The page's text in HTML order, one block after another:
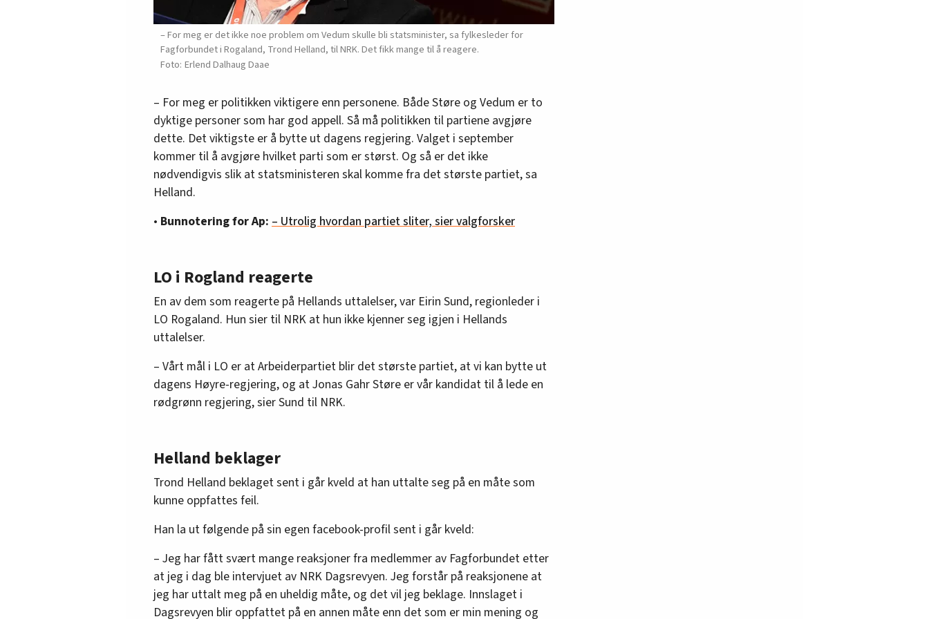
– For meg er det ikke noe problem om Vedum skulle bli statsminister, sa fylkesleder for
Fagforbundet i Rogaland, Trond Helland, til NRK. Det fikk mange til å reagere.
Erlend Dalhaug Daae
– For meg er politikken viktigere enn personene. Både Støre og Vedum er to
dyktige personer som har god appell. Så må politikken til partiene avgjøre
dette. Det viktigste er å bytte ut dagens regjering. Valget i september
kommer til å avgjøre hvilket parti som er størst. Og så er det ikke
nødvendigvis slik at statsministeren skal komme fra det største partiet, sa
Helland.
• Bunnotering for Ap: – Utrolig hvordan partiet sliter, sier valgforsker
LO i Rogland reagerte
En av dem som reagerte på Hellands uttalelser, var Eirin Sund, regionleder i
LO Rogaland. Hun sier til NRK at hun ikke kjenner seg igjen i Hellands
uttalelser.
– Vårt mål i LO er at Arbeiderpartiet blir det største partiet, at vi kan bytte ut
dagens Høyre-regjering, og at Jonas Gahr Støre er vår kandidat til å lede en
rødgrønn regjering, sier Sund til NRK.
Helland beklager
Trond Helland beklaget sent i går kveld at han uttalte seg på en måte som
kunne oppfattes feil.
Han la ut følgende på sin egen facebook-profil sent i går kveld:
– Jeg har fått svært mange reaksjoner fra medlemmer av Fagforbundet etter
at jeg i dag ble intervjuet av NRK Dagsrevyen. Jeg forstår på reaksjonene at
jeg har uttalt meg på en uheldig måte, og det vil jeg beklage. Innslaget i
Dagsrevyen blir oppfattet på en annen måte enn det som er min mening og